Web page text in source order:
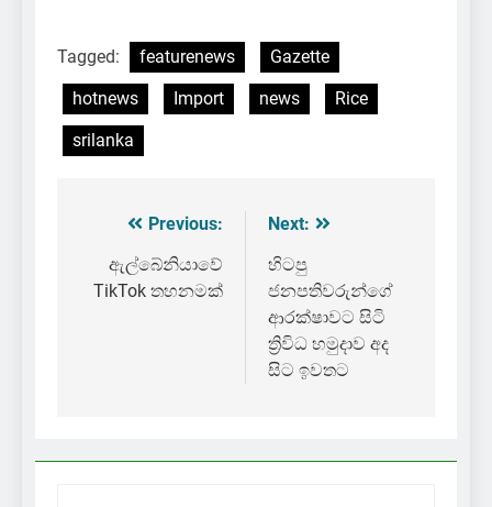
Tagged: featurenews
Gazette
hotnews
Import news
Rice
srilanka
Post
navigation
Previous:
ඇල්බේනියාවේ
TikTok තහනමක්
Next:
හිටපු
ජනපතිවරුන්ගේ
ආරක්ෂාවට සිටි
ත්‍රිවිධ හමුදාව අද
සිට ඉවතට